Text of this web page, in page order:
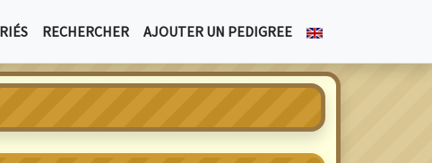
RECHERCHER AJOUTER UN PEDIGREE